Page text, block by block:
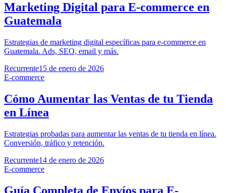
Marketing Digital para E-commerce en
Guatemala
Estrategias de marketing digital específicas para e-commerce en
Guatemala. Ads, SEO, email y más.
Recurrente15 de enero de 2026
E-commerce
Cómo Aumentar las Ventas de tu Tienda
en Línea
Estrategias probadas para aumentar las ventas de tu tienda en línea.
Conversión, tráfico y retención.
Recurrente14 de enero de 2026
E-commerce
Guía Completa de Envíos para E-